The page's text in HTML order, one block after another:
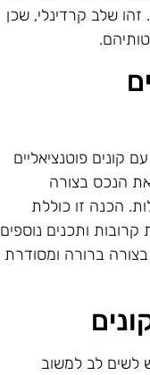
שלב קרדינלי, שכן
פוטנציאליים
הנכס בצורה
הכנה זו כוללת
ותכנים נוספים
ברורה ומסודרת
לשים לב למשוב